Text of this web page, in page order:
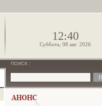
12:40
Суббота, 08 авг. 2026
ПОИСК :